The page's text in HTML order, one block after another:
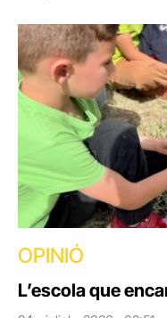
OPINIÓ
L’escola que